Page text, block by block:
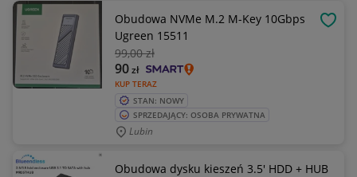
Obudowa NVMe M.2 M-Key 10Gbps
Ugreen 15511
99,00 zł
KUP TERAZ
90zł
STAN: NOWY
SPRZEDAJĄCY: OSOBA PRYWATNA
Lubin
Obudowa dysku kieszeń 3.5' HDD + HUB